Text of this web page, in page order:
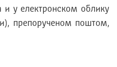
у електронском облику
препорученом поштом,